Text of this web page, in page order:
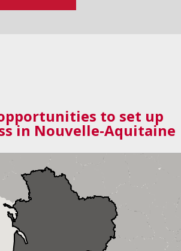
to set up
in Nouvelle-Aquitaine